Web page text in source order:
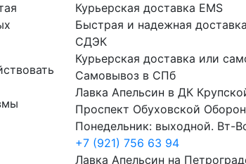
Курьерская доставка EMS
Быстрая и надежная доставка
СДЭК
Курьерская доставка или
Самовывоз в СПб
Лавка Апельсин в ДК
Проспект Обуховской
Понедельник: выходной. Вт-
+7 (921) 756 63 94
Лавка Апельсин на